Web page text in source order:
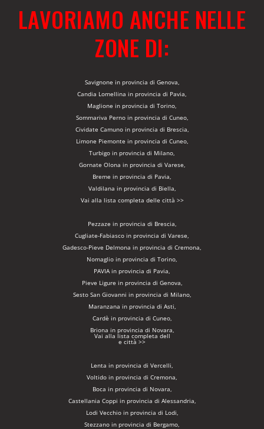
LAVORIAMO ANCHE NELLE
ZONE DI:
Savignone in provincia di Genova,
Candia Lomellina in provincia di Pavia,
Maglione in provincia di Torino,
Sommariva Perno in provincia di Cuneo,
Cividate Camuno in provincia di Brescia,
Limone Piemonte in provincia di Cuneo,
Turbigo in provincia di Milano,
Gornate Olona in provincia di Varese,
Breme in provincia di Pavia,
Valdilana in provincia di Biella,
Vai alla lista completa delle città >>
Pezzaze in provincia di Brescia,
Cugliate-Fabiasco in provincia di Varese,
Gadesco-Pieve Delmona in provincia di Cremona,
Nomaglio in provincia di Torino,
PAVIA in provincia di Pavia,
Pieve Ligure in provincia di Genova,
Sesto San Giovanni in provincia di Milano,
Maranzana in provincia di Asti,
Cardè in provincia di Cuneo,
Briona in provincia di Novara,
Vai alla lista completa dell
e città >>
Lenta in provincia di Vercelli,
Voltido in provincia di Cremona,
Boca in provincia di Novara,
Castellania Coppi in provincia di Alessandria,
Lodi Vecchio in provincia di Lodi,
Stezzano in provincia di Bergamo,